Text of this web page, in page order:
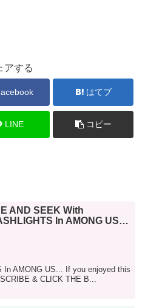
アする
はてブ
LINE コピー
AND SEEK With
In AMONG US…
In AMONG US... If you enjoyed this
& CLICK THE B...